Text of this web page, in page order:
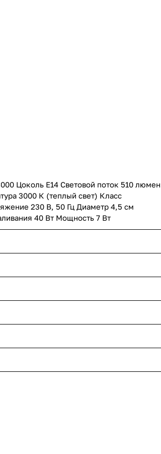
Цоколь E14 Световой поток 510 люмен
3000 К (теплый свет) Класс
230 В, 50 Гц Диаметр 4,5 см
40 Вт Мощность 7 Вт